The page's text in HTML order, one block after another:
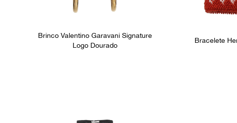
Brinco Valentino Garavani Signature
Logo Dourado
Bracelete